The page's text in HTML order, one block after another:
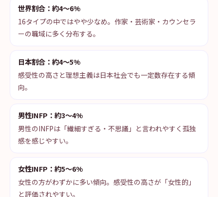
世界割合：約4〜6%
16タイプの中ではやや少なめ。作家・芸術家・カウンセラ
ーの職域に多く分布する。
日本割合：約4〜5%
感受性の高さと理想主義は日本社会でも一定数存在する傾
向。
男性INFP：約3〜4%
男性のINFPは「繊細すぎる・不思議」と言われやすく孤独
感を感じやすい。
女性INFP：約5〜6%
女性の方がわずかに多い傾向。感受性の高さが「女性的」
と評価されやすい。